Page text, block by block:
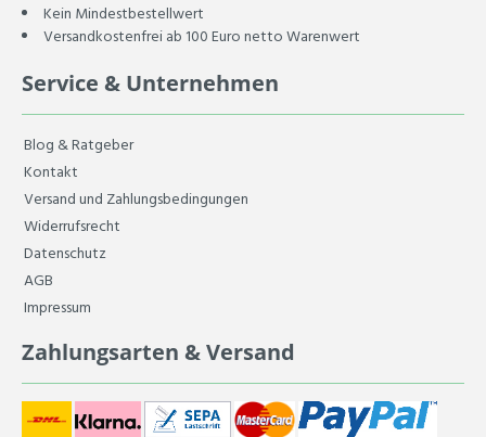
Kein Mindestbestellwert
Versandkostenfrei ab 100 Euro netto Warenwert
Service & Unternehmen
Blog & Ratgeber
Kontakt
Versand und Zahlungsbedingungen
Widerrufsrecht
Datenschutz
AGB
Impressum
Zahlungsarten & Versand